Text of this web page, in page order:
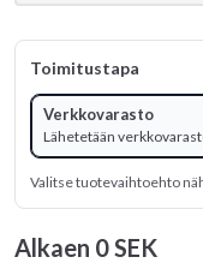
Toimitustapa
Verkkovarasto
Lähetetään
Valitse tuotevaihtoehto
Alkaen 0 SEK